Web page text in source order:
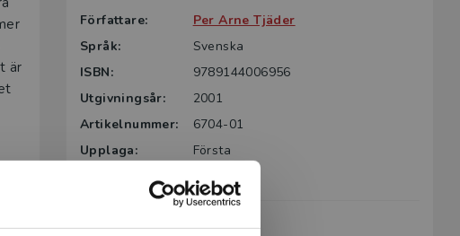
är
Författare:
Per Arne Tjäder
Språk:
Svenska
ISBN:
9789144006956
Utgivningsår:
2001
Artikelnummer:
6704-01
Upplaga:
Första
244
Köp- och leveransvillkor